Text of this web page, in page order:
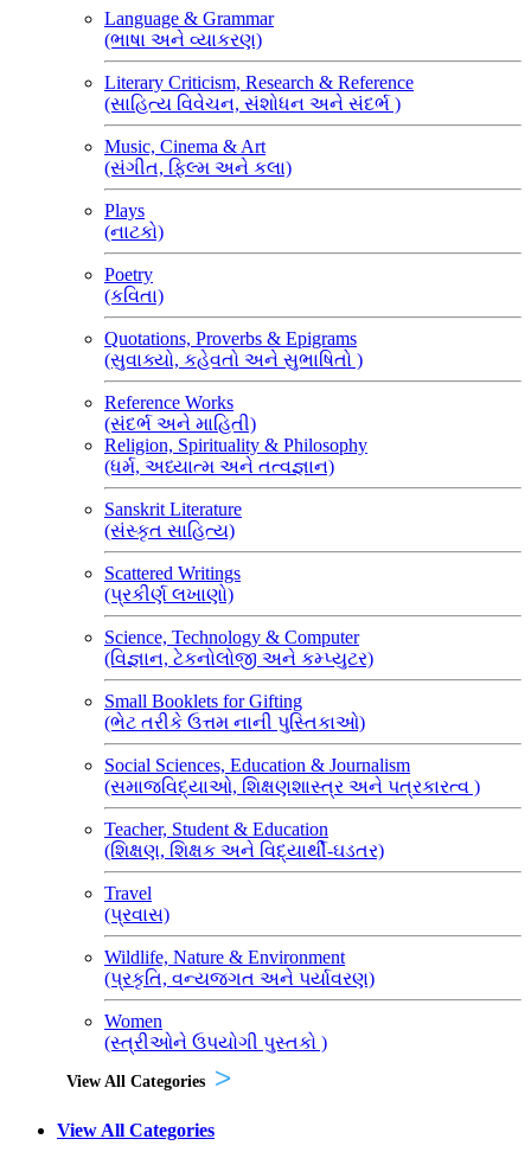
Language & Grammar
(ભાષા અને વ્યાકરણ)
Literary Criticism, Research & Reference
(સાહિત્ય વિવેચન, સંશોધન અને સંદર્ભ )
Music, Cinema & Art
(સંગીત, ફિલ્મ અને કલા)
Plays
(નાટકો)
Poetry
(કવિતા)
Quotations, Proverbs & Epigrams
(સુવાક્યો, કહેવતો અને સુભાષિતો )
Reference Works
(સંદર્ભ અને માહિતી)
Religion, Spirituality & Philosophy
(ધર્મ, અધ્યાત્મ અને તત્વજ્ઞાન)
Sanskrit Literature
(સંસ્કૃત સાહિત્ય)
Scattered Writings
(પ્રકીર્ણ લખાણો)
Science, Technology & Computer
(વિજ્ઞાન, ટેકનોલોજી અને કમ્પ્યુટર)
Small Booklets for Gifting
(ભેટ તરીકે ઉત્તમ નાની પુસ્તિકાઓ)
Social Sciences, Education & Journalism
(સમાજવિદ્યાઓ, શિક્ષણશાસ્ત્ર અને પત્રકારત્વ )
Teacher, Student & Education
(શિક્ષણ, શિક્ષક અને વિદ્યાર્થી-ઘડતર)
Travel
(પ્રવાસ)
Wildlife, Nature & Environment
(પ્રકૃતિ, વન્યજગત અને પર્યાવરણ)
Women
(સ્ત્રીઓને ઉપયોગી પુસ્તકો )
View All Categories
View All Categories